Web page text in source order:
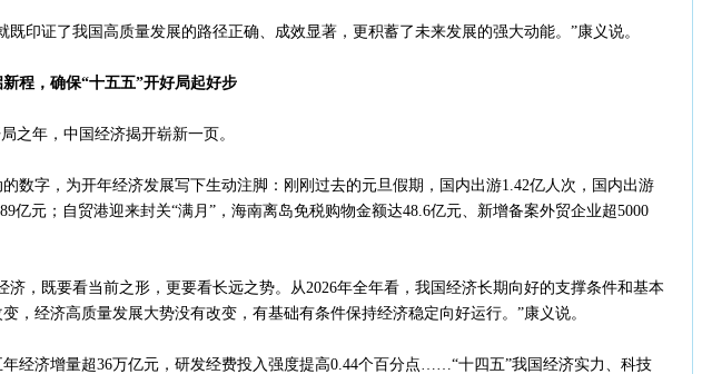
既印证了我国高质量发展的路径正确、成效显著，更积蓄了未来发展的强大动能。”康义说。
，确保“十五五”开好局起好步
之年，中国经济揭开崭新一页。
数字，为开年经济发展写下生动注脚：刚刚过去的元旦假期，国内出游1.42亿人次，国内出游
亿元；自贸港迎来封关“满月”，海南离岛免税购物金额达48.6亿元、新增备案外贸企业超5000
济，既要看当前之形，更要看长远之势。从2026年全年看，我国经济长期向好的支撑条件和基本
，经济高质量发展大势没有改变，有基础有条件保持经济稳定向好运行。”康义说。
经济增量超36万亿元，研发经费投入强度提高0.44个百分点……“十四五”我国经济实力、科技